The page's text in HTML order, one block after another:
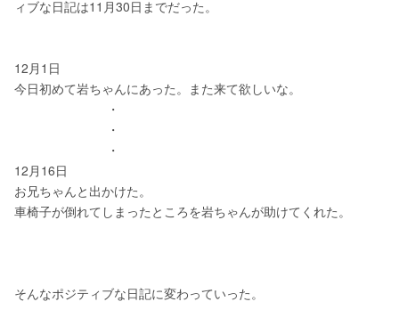
ィブな日記は11月30日までだった。
12月1日
今日初めて岩ちゃんにあった。また来て欲しいな。
                          ・
                          ・
                          ・
12月16日
お兄ちゃんと出かけた。
車椅子が倒れてしまったところを岩ちゃんが助けてくれた。
そんなポジティブな日記に変わっていった。